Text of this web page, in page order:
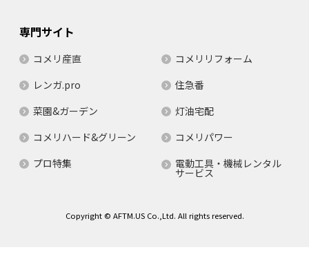
専門サイト
コメリ産直
コメリリフォーム
レンガ.pro
住急番
菜園&ガーデン
灯油宅配
コメリハード&グリーン
コメリパワー
プロ特集
電動工具・機械レンタル
サービス
Copyright © AFTM.US Co.,Ltd. All rights reserved.